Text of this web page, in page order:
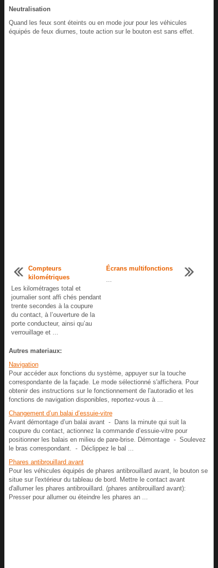
Neutralisation
Quand les feux sont éteints ou en mode jour pour les véhicules
équipés de feux diurnes, toute action sur le bouton est sans effet.
Compteurs
kilométriques
Les kilométrages total et
journalier sont affi chés pendant
trente secondes à la coupure
du contact, à l’ouverture de la
porte conducteur, ainsi qu’au
verrouillage et ...
Écrans multifonctions
Autres materiaux:
Navigation
Pour accéder aux fonctions du système, appuyer sur la touche
correspondante de la façade. Le mode sélectionné s'affichera. Pour
obtenir des instructions sur le fonctionnement de l'autoradio et les
fonctions de navigation disponibles, reportez-vous à ...
Changement d’un balai d’essuie-vitre
Avant démontage d’un balai avant - Dans la minute qui suit la
coupure du contact, actionnez la commande d’essuie-vitre pour
positionner les balais en milieu de pare-brise. Démontage - Soulevez
le bras correspondant. - Déclippez le bal ...
Phares antibrouillard avant
Pour les véhicules équipés de phares antibrouillard avant, le bouton se
situe sur l'extérieur du tableau de bord. Mettre le contact avant
d'allumer les phares antibrouillard. (phares antibrouillard avant):
Presser pour allumer ou éteindre les phares an ...